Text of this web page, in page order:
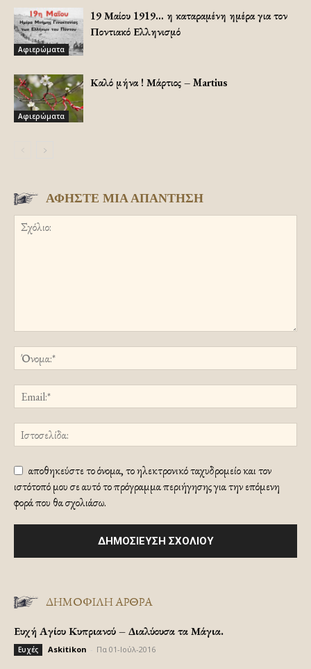
Αφιερώματα
19 Μαίου 1919… η καταραμένη ημέρα για τον
Ποντιακό Ελληνισμό
Αφιερώματα
Καλό μήνα ! Μάρτιος – Martius
ΑΦΗΣΤΕ ΜΙΑ ΑΠΑΝΤΗΣΗ
αποθηκεύστε το όνομα, το ηλεκτρονικό ταχυδρομείο και τον
ιστότοπό μου σε αυτό το πρόγραμμα περιήγησης για την επόμενη
φορά που θα σχολιάσω.
ΔΗΜΟΦΙΛΗ ΑΡΘΡΑ
Ευχή Αγίου Κυπριανού – Διαλύουσα τα Μάγια.
Ευχές Askitikon Πα 01-Ιούλ-2016